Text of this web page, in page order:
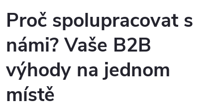
Proč spolupracovat s
námi? Vaše B2B
výhody na jednom
místě